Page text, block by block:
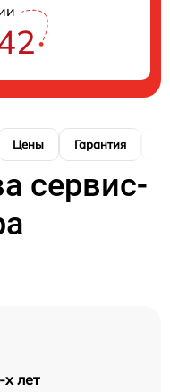
Цены Гарантия
сервис-
лет